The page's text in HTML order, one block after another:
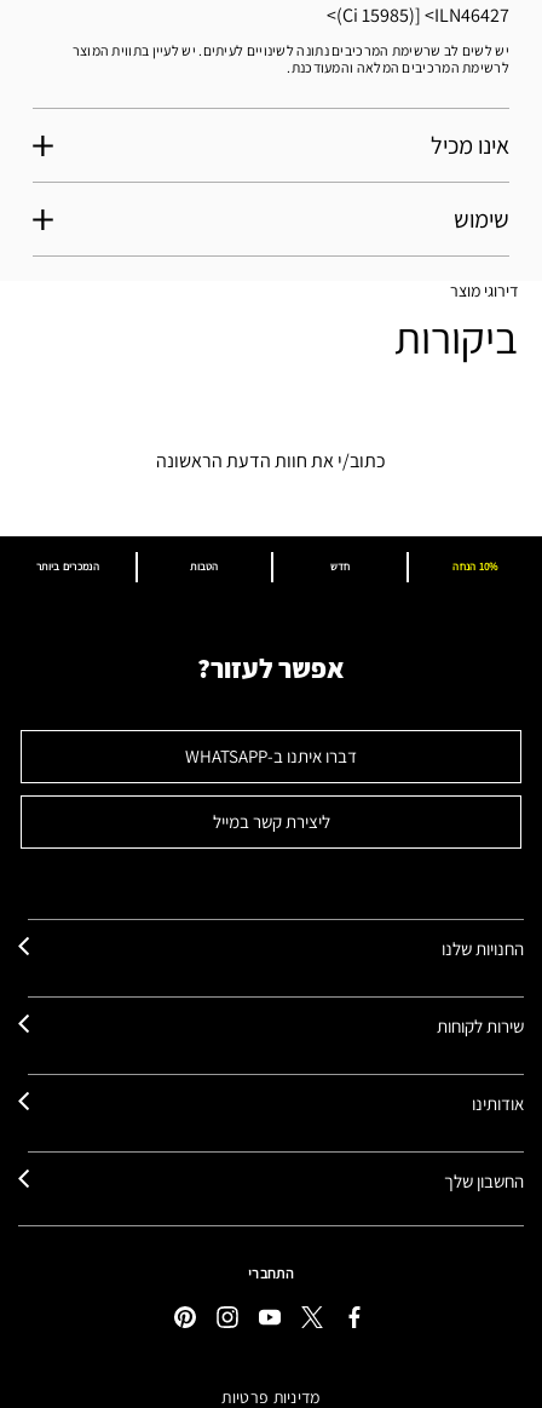
(Ci 15985)]
ILN46427
יש לשים לב שרשימת המרכיבים נתונה לשינויים לעיתים. יש לעיין בתווית המוצר
לרשימת המרכיבים המלאה והמעודכנת.
אינו מכיל
שימוש
דירוגי מוצר
ביקורות
כתוב/י את חוות הדעת הראשונה
הנמכרים ביותר הטבות חדש 10% הנחה
אפשר לעזור?
דברו איתנו ב-WHATSAPP
ליצירת קשר במייל
החנויות שלנו
שירות לקוחות
אודותינו
החשבון שלך
התחברי
מדיניות פרטיות